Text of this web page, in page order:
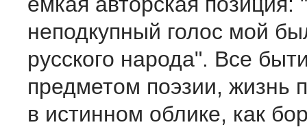
неподкупный голос мой
русского народа". Все
предметом поэзии, жизнь
в истинном облике, как